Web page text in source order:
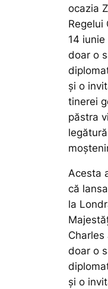
ocazia
Regelui
14
doar o
și o
tinerei
păstra
Acesta
că
la
Charles
doar o
și o